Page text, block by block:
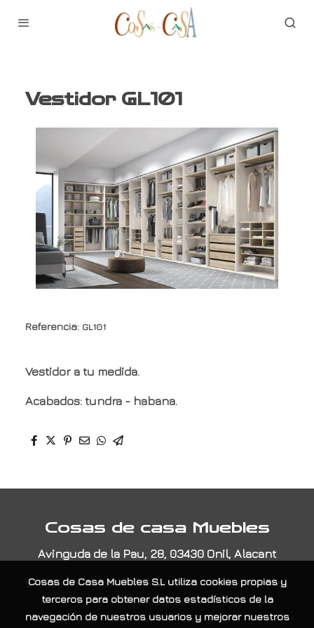
Vestidor GL101
Referencia: GL101
Vestidor a tu medida.
Acabados: tundra - habana.
Cosas de casa Muebles
Avinguda de la Pau, 28, 03430 Onil, Alacant
E-Mail:contacta@cosasdecasamuebles.com|Tel:
965565404
Cosas de Casa Muebles S.Lutiliza cookies propias y
terceros para obtener datos estadísticos de la
navegación de nuestros usuarios y mejorar nuestros